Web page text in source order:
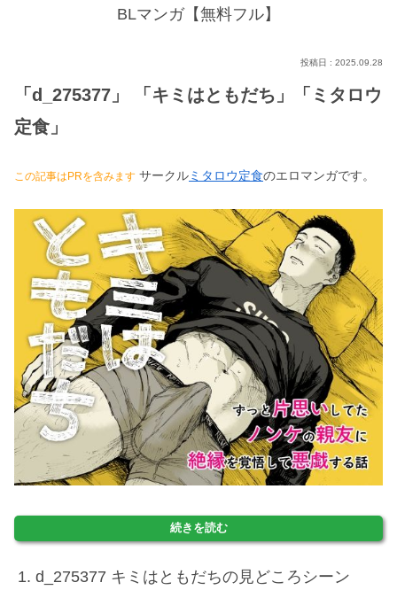
BLマンガ【無料フル】
2025.09.28
「d_275377」 「キミはともだち」「ミタロウ
定食」
この記事はPRを含みます サークルミタロウ定食のエロマンガです。
続きを読む
d_275377 キミはともだちの見どころシーン